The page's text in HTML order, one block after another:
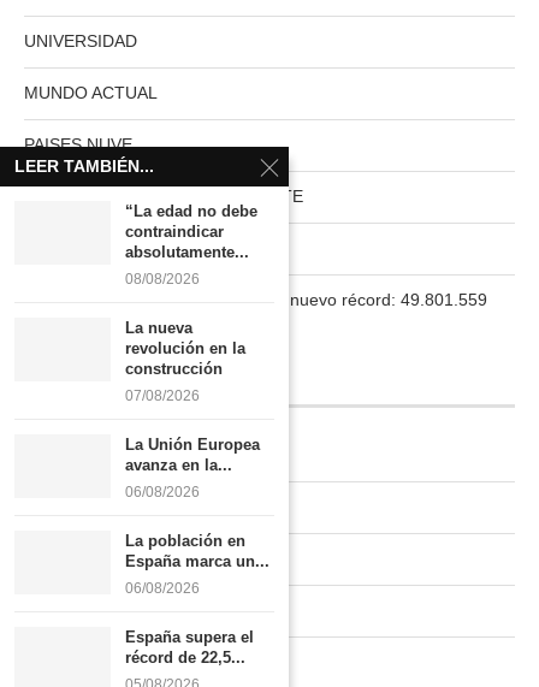
UNIVERSIDAD
MUNDO ACTUAL
PAISES NUVE
HABITAT RURAL AUTOSUFICIENTE
La población en España marca un nuevo récord: 49.801.559
Quiénes somos
Política de privacidad
LEER TAMBIÉN...
“La edad no debe
contraindicar
absolutamente...
08/08/2026
La nueva
revolución en la
construcción
07/08/2026
La Unión Europea
avanza en la...
06/08/2026
La población en
España marca un...
06/08/2026
España supera el
récord de 22,5...